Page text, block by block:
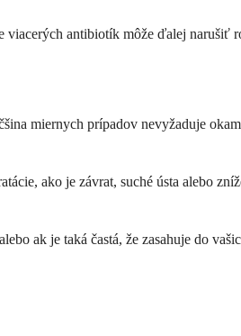
antibiotík môže ďalej narušiť
miernych prípadov nevyžaduje
ako je závrat, suché ústa alebo
ak je taká častá, že zasahuje do